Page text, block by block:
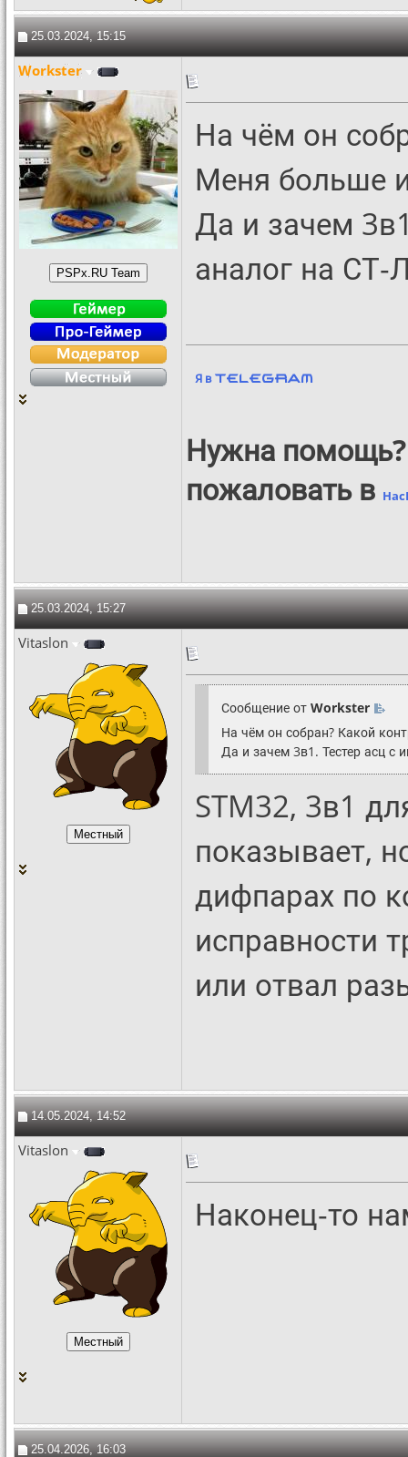
25.03.2024, 15:15
Workster
На чём он
Меня больше
Да и зачем
аналог на СТ-
Я в Telegram
Нужна
пожаловать в
25.03.2024, 15:27
Vitaslon
Сообщение от Workster
На чём он собран? Какой
Да и зачем 3в1. Тестер асц с
STM32, 3в1
показывает,
дифпарах по
исправности
или отвал
14.05.2024, 14:52
Vitaslon
Наконец-то
25.04.2026, 16:03